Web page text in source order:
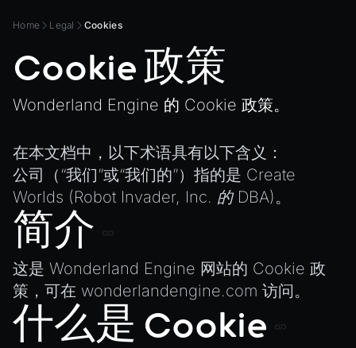
Home Legal Cookies
Cookie 政策
Wonderland Engine 的 Cookie 政策。
在本文档中，以下术语具有以下含义：
公司
（“我们”或“我们的”）指的是 Create
Worlds (Robot Invader, Inc. 的 DBA)。
简介
这是 Wonderland Engine 网站的 Cookie 政
策，可在 wonderlandengine.com 访问。
什么是 Cookie
JavaScript
Unity to Wonderland
Directory Structure
Views
Source Control
XR
COMPONENTS
BrokenComponent
CollisionComponent
Component
InputComponent
LightComponent
MeshComponent
ParticleEffectComponent
PhysXComponent
Changing Material Properties at Runtime
Connect Wonderland Engine to Coding Agents via
MCP
Create a Texture with Canvas2D
Exporting Models from Blender
Handling 3D Cursor Clicks
How to build XR-only Components
Integrate the CrazyGames SDK
Integrate the VIVERSE Avatar SDK
Introduction to Texture Atlasses
Loading GLTF/GLB at Runtime
Rendering Simplified Chinese Characters
Spawning Objects at Runtime